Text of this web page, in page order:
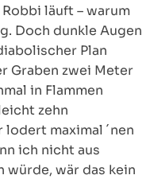
läuft – warum
Doch dunkle Augen
Plan
Graben zwei Meter
in Flammen
zehn
maximal ´nen
ich nicht aus
würde, wär das kein